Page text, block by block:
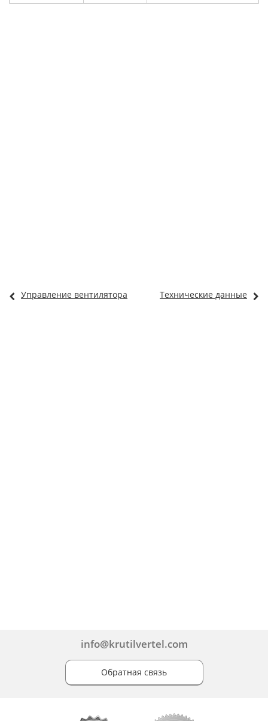
Управление вентилятора Технические данные
info@krutilvertel.com
Обратная связь